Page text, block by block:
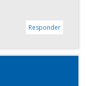
Responder